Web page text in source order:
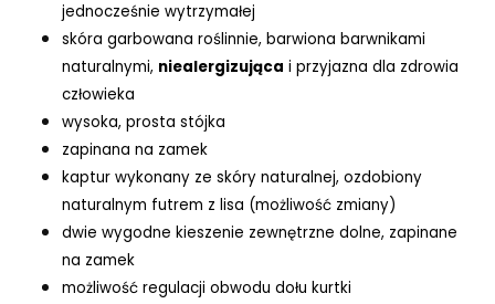
jednocześnie wytrzymałej
skóra garbowana roślinnie, barwiona barwnikami
naturalnymi, niealergizująca i przyjazna dla zdrowia
człowieka
wysoka, prosta stójka
zapinana na zamek
kaptur wykonany ze skóry naturalnej, ozdobiony
naturalnym futrem z lisa (możliwość zmiany)
dwie wygodne kieszenie zewnętrzne dolne, zapinane
na zamek
możliwość regulacji obwodu dołu kurtki